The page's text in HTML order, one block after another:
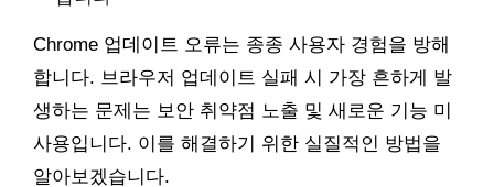
Chrome 업데이트 오류는 종종 사용자 경험을 방해
합니다. 브라우저 업데이트 실패 시 가장 흔하게 발
생하는 문제는 보안 취약점 노출 및 새로운 기능 미
사용입니다. 이를 해결하기 위한 실질적인 방법을
알아보겠습니다.